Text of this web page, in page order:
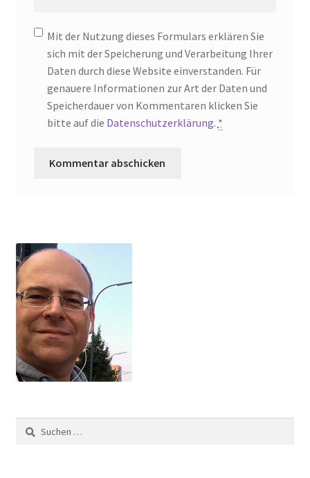
Mit der Nutzung dieses Formulars erklären Sie
sich mit der Speicherung und Verarbeitung Ihrer
Daten durch diese Website einverstanden. Für
genauere Informationen zur Art der Daten und
Speicherdauer von Kommentaren klicken Sie
bitte auf die Datenschutzerklärung. *
Suchen
nach: